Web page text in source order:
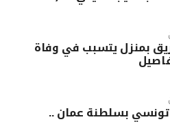
بمنزل يتسبب في وفاة
بسلطنة عمان ..